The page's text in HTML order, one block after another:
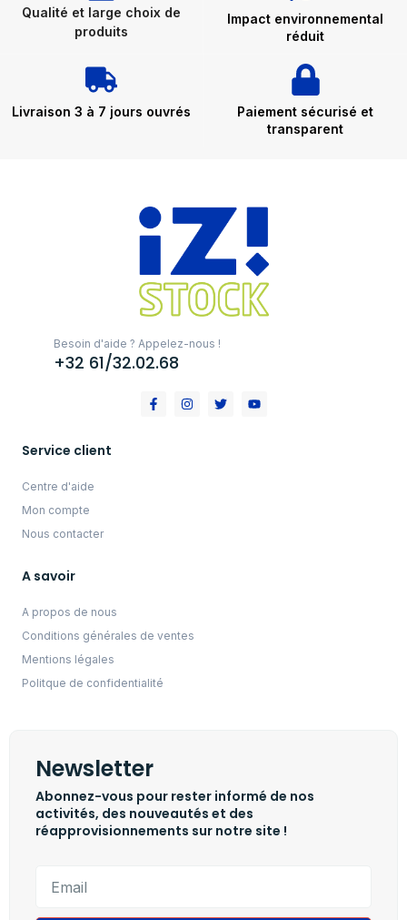
Qualité et large choix de
produits
Impact environnemental
réduit
Livraison 3 à 7 jours ouvrés
Paiement sécurisé et
transparent
Besoin d'aide ? Appelez-nous !
+32 61/32.02.68
Service client
Centre d'aide
Mon compte
Nous contacter
A savoir
A propos de nous
Conditions générales de ventes
Mentions légales
Politque de confidentialité
Newsletter
Abonnez-vous pour rester informé de nos
activités, des nouveautés et des
réapprovisionnements sur notre site !